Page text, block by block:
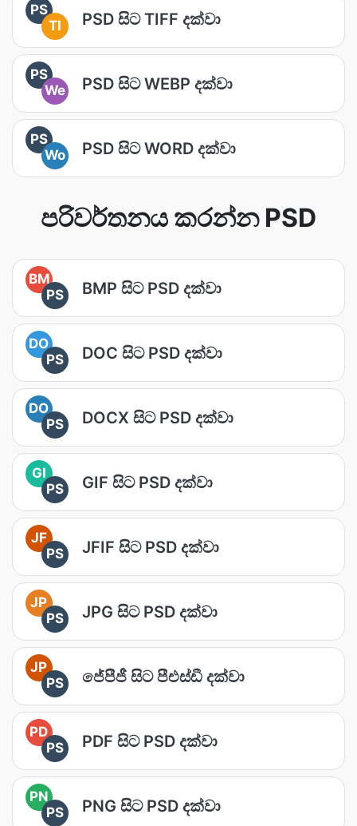
PS
TI
PSD සිට TIFF දක්වා
PS
We
PSD සිට WEBP දක්වා
PS
Wo
PSD සිට WORD දක්වා
පරිවර්තනය කරන්න PSD
BM
PS
BMP සිට PSD දක්වා
DO
PS
DOC සිට PSD දක්වා
DO
PS
DOCX සිට PSD දක්වා
GI
PS
GIF සිට PSD දක්වා
JF
PS
JFIF සිට PSD දක්වා
JP
PS
JPG සිට PSD දක්වා
JP
PS
ජේපීජී සිට පීඑස්ඩී දක්වා
PD
PS
PDF සිට PSD දක්වා
PN
PS
PNG සිට PSD දක්වා